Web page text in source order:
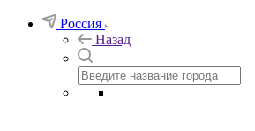
Россия
Назад